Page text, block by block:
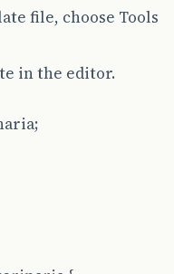
file, choose Tools
in the editor.